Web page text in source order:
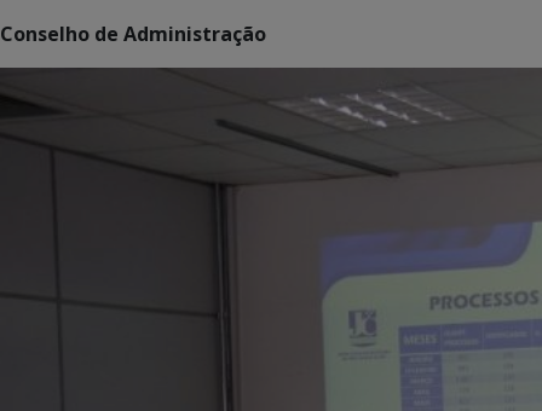
Conselho de Administração